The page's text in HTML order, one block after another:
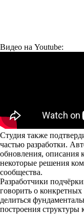
Видео на Youtube:
Студия также
частью разработки.
обновления, описания
некоторые решения
сообщества.
Разработчики
говорить о
делиться
построения структуры